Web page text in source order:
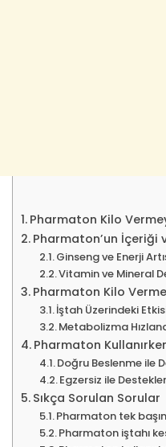
Pharmaton Kilo
Pharmaton’un İçeriği
Ginseng ve Enerji
Vitamin ve Mineral
Pharmaton Kilo
İştah Üzerindeki
Metabolizma
Pharmaton
Doğru Beslenme ile
Egzersiz ile
Sıkça Sorulan Sorular
Pharmaton tek
Pharmaton iştahı